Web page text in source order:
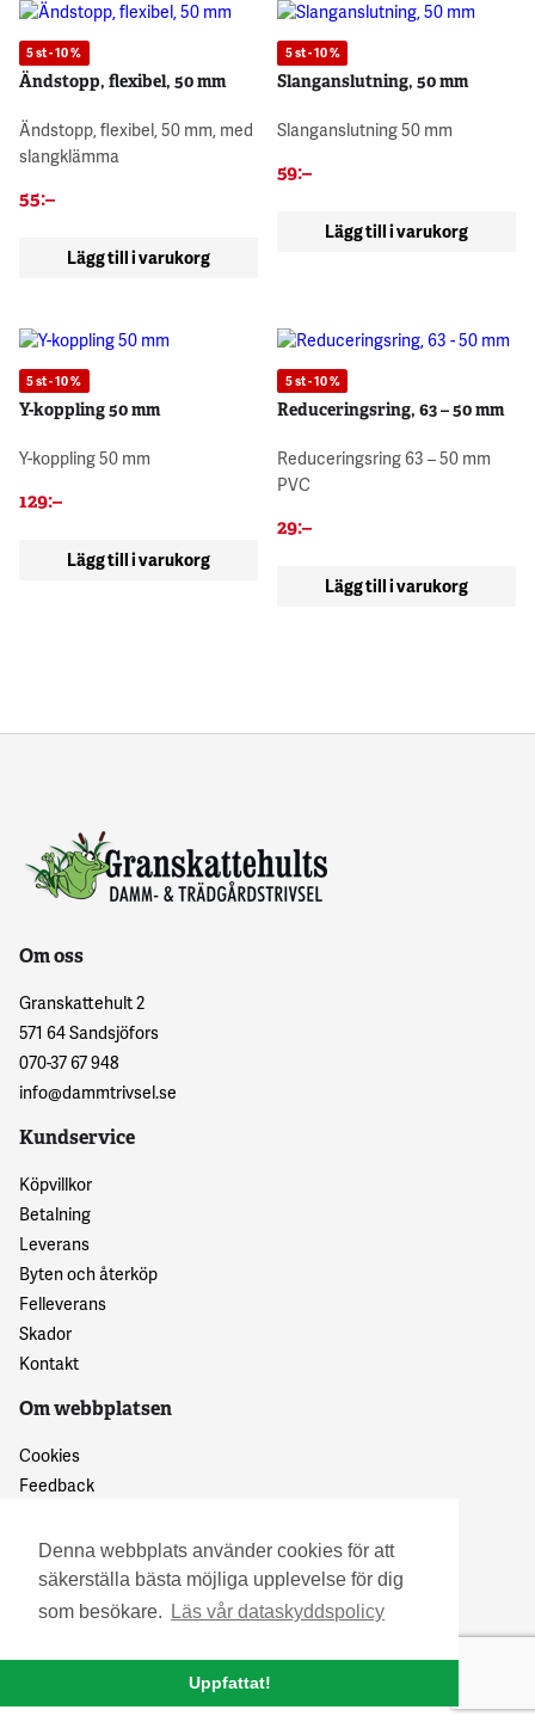
Denna webbplats använder cookies för att
säkerställa bästa möjliga upplevelse för dig
som besökare.
Läs vår dataskyddspolicy
Uppfattat!
5 st - 10 %
Ändstopp, flexibel, 50 mm
Ändstopp, flexibel, 50 mm, med
slangklämma
55:–
Lägg till i varukorg
5 st - 10 %
Slanganslutning, 50 mm
Slanganslutning 50 mm
59:–
Lägg till i varukorg
5 st - 10 %
Y-koppling 50 mm
Y-koppling 50 mm
129:–
Lägg till i varukorg
5 st - 10 %
Reduceringsring, 63 – 50 mm
Reduceringsring 63 – 50 mm
PVC
29:–
Lägg till i varukorg
Om oss
Granskattehult 2
571 64 Sandsjöfors
070-37 67 948
info@dammtrivsel.se
Kundservice
Köpvillkor
Betalning
Leverans
Byten och återköp
Felleverans
Skador
Kontakt
Om webbplatsen
Cookies
Feedback
© 2016 Granskattehults Damm- och Trädgårdstrivsel